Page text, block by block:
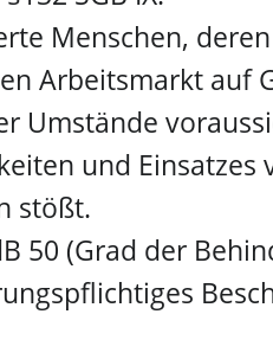
Menschen,
Arbeitsmarkt auf
Umstände
und
stößt.
50 (Grad der